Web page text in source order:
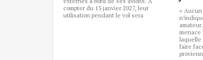
compter du 15 janvier 2027, leur
utilisation pendant le vol sera
«
menace
laquelle
faire